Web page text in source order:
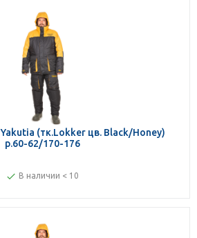
(тк.Lokker цв. Black/Honey)
р.60-62/170-176
В наличии < 10